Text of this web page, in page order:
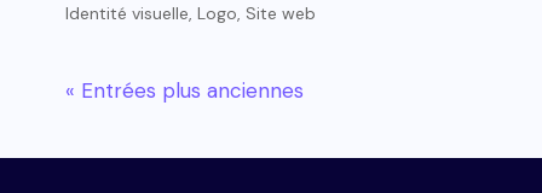
Identité visuelle,Logo, Site web
« Entrées plus anciennes